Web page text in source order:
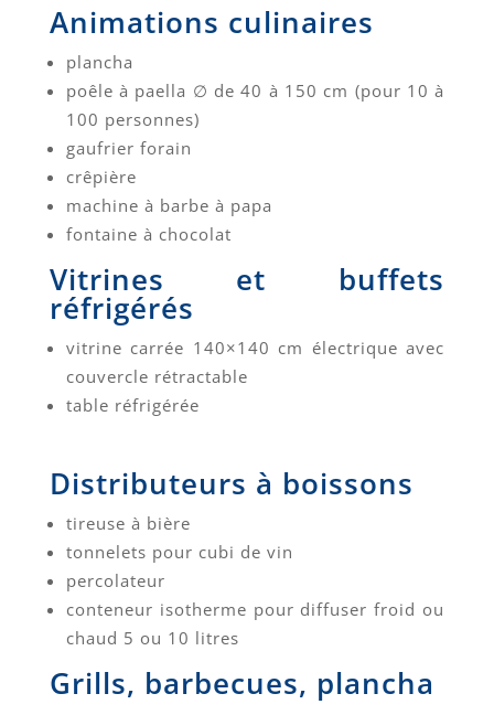
Animations culinaires
plancha
poêle à paella ∅ de 40 à 150 cm (pour 10 à
100 personnes)
gaufrier forain
crêpière
machine à barbe à papa
fontaine à chocolat
Vitrines et buffets
réfrigérés
vitrine carrée 140×140 cm électrique avec
couvercle rétractable
table réfrigérée
Distributeurs à boissons
tireuse à bière
tonnelets pour cubi de vin
percolateur
conteneur isotherme pour diffuser froid ou
chaud 5 ou 10 litres
Grills, barbecues, plancha